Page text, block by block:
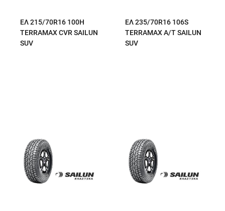
ΕΛ 215/70R16 100H
TERRAMAX CVR SAILUN
SUV
ΕΛ 235/70R16 106S
TERRAMAX A/T SAILUN
SUV